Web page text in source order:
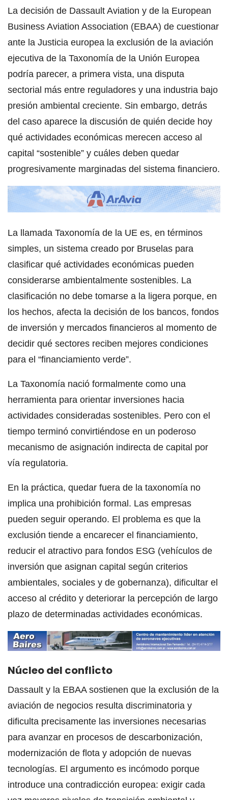
La decisión de Dassault Aviation y de la European
Business Aviation Association (EBAA) de cuestionar
ante la Justicia europea la exclusión de la aviación
ejecutiva de la Taxonomía de la Unión Europea
podría parecer, a primera vista, una disputa
sectorial más entre reguladores y una industria bajo
presión ambiental creciente. Sin embargo, detrás
del caso aparece la discusión de quién decide hoy
qué actividades económicas merecen acceso al
capital “sostenible” y cuáles deben quedar
progresivamente marginadas del sistema financiero.
La llamada Taxonomía de la UE es, en términos
simples, un sistema creado por Bruselas para
clasificar qué actividades económicas pueden
considerarse ambientalmente sostenibles. La
clasificación no debe tomarse a la ligera porque, en
los hechos, afecta la decisión de los bancos, fondos
de inversión y mercados financieros al momento de
decidir qué sectores reciben mejores condiciones
para el “financiamiento verde”.
La Taxonomía nació formalmente como una
herramienta para orientar inversiones hacia
actividades consideradas sostenibles. Pero con el
tiempo terminó convirtiéndose en un poderoso
mecanismo de asignación indirecta de capital por
vía regulatoria.
En la práctica, quedar fuera de la taxonomía no
implica una prohibición formal. Las empresas
pueden seguir operando. El problema es que la
exclusión tiende a encarecer el financiamiento,
reducir el atractivo para fondos ESG (vehículos de
inversión que asignan capital según criterios
ambientales, sociales y de gobernanza), dificultar el
acceso al crédito y deteriorar la percepción de largo
plazo de determinadas actividades económicas.
Núcleo del conflicto
Dassault y la EBAA sostienen que la exclusión de la
aviación de negocios resulta discriminatoria y
dificulta precisamente las inversiones necesarias
para avanzar en procesos de descarbonización,
modernización de flota y adopción de nuevas
tecnologías. El argumento es incómodo porque
introduce una contradicción europea: exigir cada